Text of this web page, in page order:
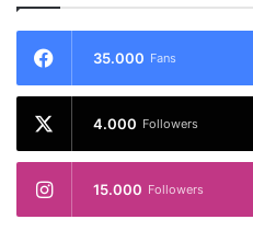
35.000 Fans
4.000 Followers
15.000 Followers